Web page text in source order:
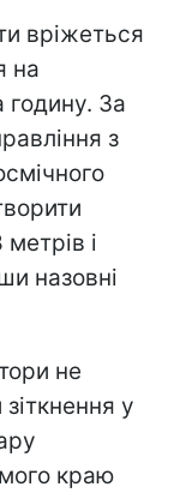
вріжеться
на
годину. За
з
і
назовні
не
у
краю